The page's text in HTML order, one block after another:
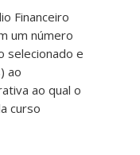
Financeiro
um número
selecionado e
ao
ao qual o
curso